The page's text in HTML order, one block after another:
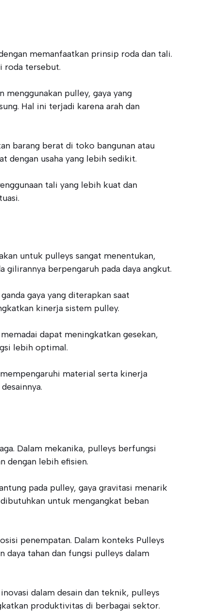
memanfaatkan prinsip roda dan tali.
roda tersebut.
menggunakan pulley, gaya yang
Hal ini terjadi karena arah dan
barang berat di toko bangunan atau
dengan usaha yang lebih sedikit.
tali yang lebih kuat dan
untuk pulleys sangat menentukan,
berpengaruh pada daya angkut.
gaya yang diterapkan saat
kinerja sistem pulley.
dapat meningkatkan gesekan,
lebih optimal.
material serta kinerja
Dalam mekanika, pulleys berfungsi
dengan lebih efisien.
pada pulley, gaya gravitasi menarik
untuk mengangkat beban
penempatan. Dalam konteks Pulleys
tahan dan fungsi pulleys dalam
dalam desain dan teknik, pulleys
produktivitas di berbagai sektor.